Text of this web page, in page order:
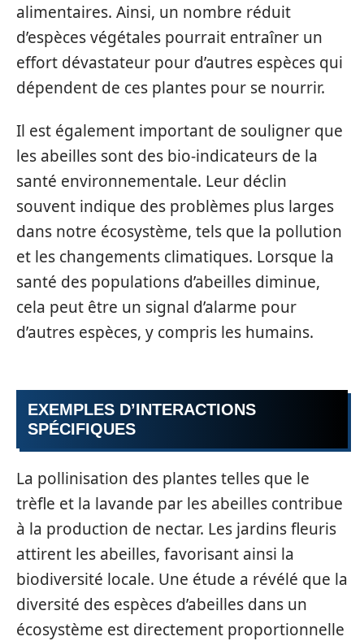
alimentaires. Ainsi, un nombre réduit
d’espèces végétales pourrait entraîner un
effort dévastateur pour d’autres espèces qui
dépendent de ces plantes pour se nourrir.
Il est également important de souligner que
les abeilles sont des bio-indicateurs de la
santé environnementale. Leur déclin
souvent indique des problèmes plus larges
dans notre écosystème, tels que la pollution
et les changements climatiques. Lorsque la
santé des populations d’abeilles diminue,
cela peut être un signal d’alarme pour
d’autres espèces, y compris les humains.
EXEMPLES D’INTERACTIONS
SPÉCIFIQUES
La pollinisation des plantes telles que le
trèfle et la lavande par les abeilles contribue
à la production de nectar. Les jardins fleuris
attirent les abeilles, favorisant ainsi la
biodiversité locale. Une étude a révélé que la
diversité des espèces d’abeilles dans un
écosystème est directement proportionnelle